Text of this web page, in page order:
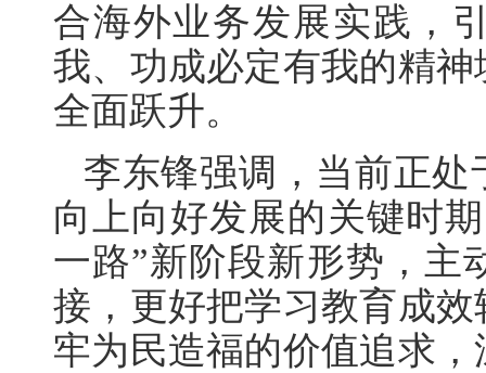
合海外业务发展实践，
我、功成必定有我的精
全面跃升。
李东锋强调，当前正处
向上向好发展的关键时
一路”新阶段新形势，主
接，更好把学习教育成
牢为民造福的价值追求